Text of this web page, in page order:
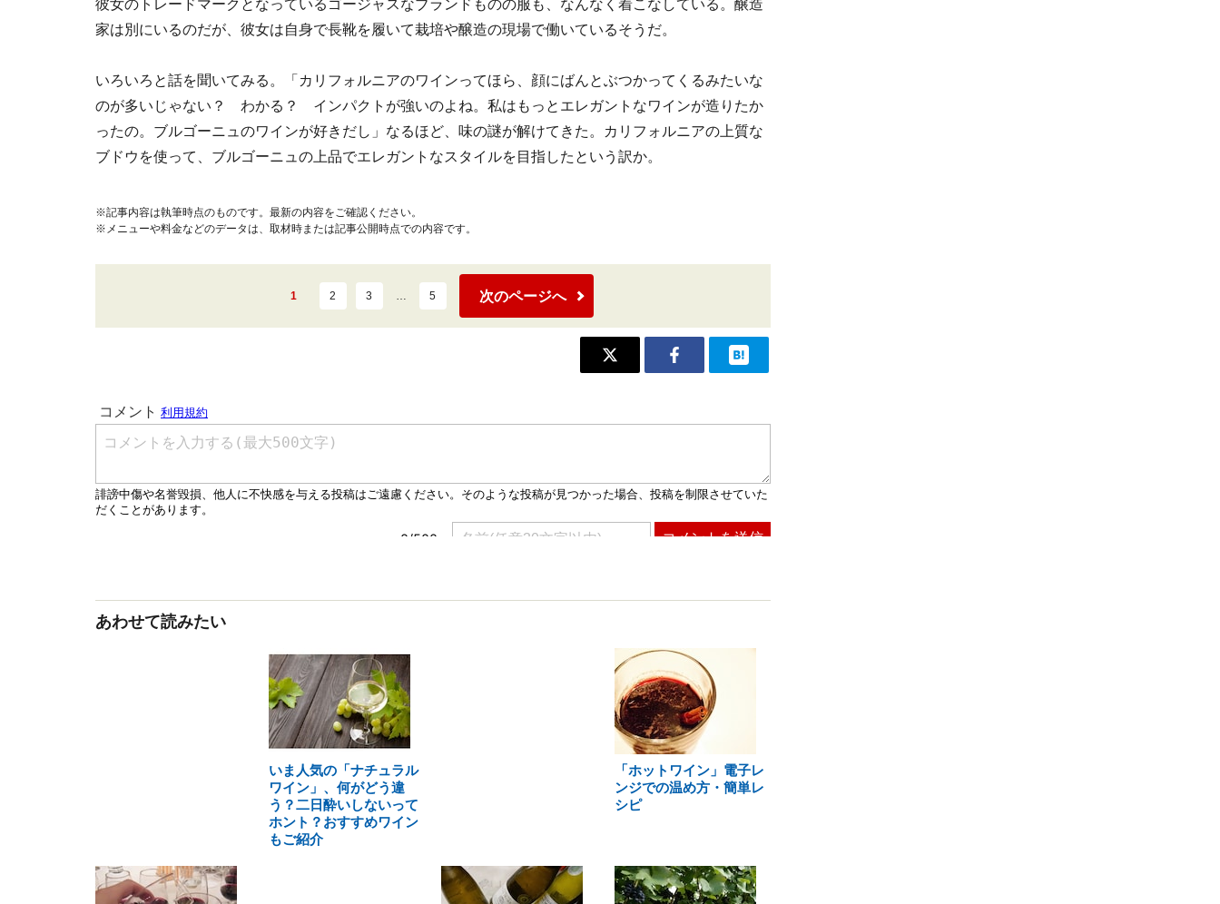
彼女のトレードマークとなっているゴージャスなブランドものの服も、なんなく着こなしている。醸造
家は別にいるのだが、彼女は自身で長靴を履いて栽培や醸造の現場で働いているそうだ。
いろいろと話を聞いてみる。「カリフォルニアのワインってほら、顔にばんとぶつかってくるみたいな
のが多いじゃない？ わかる？ インパクトが強いのよね。私はもっとエレガントなワインが造りたか
ったの。ブルゴーニュのワインが好きだし」なるほど、味の謎が解けてきた。カリフォルニアの上質な
ブドウを使って、ブルゴーニュの上品でエレガントなスタイルを目指したという訳か。
※記事内容は執筆時点のものです。最新の内容をご確認ください。
※メニューや料金などのデータは、取材時または記事公開時点での内容です。
1 2 3 … 5 次のページへ
あわせて読みたい
いま人気の「ナチュラル
ワイン」、何がどう違
う？二日酔いしないって
ホント？おすすめワイン
もご紹介
「ホットワイン」電子レ
ンジでの温め方・簡単レ
シピ